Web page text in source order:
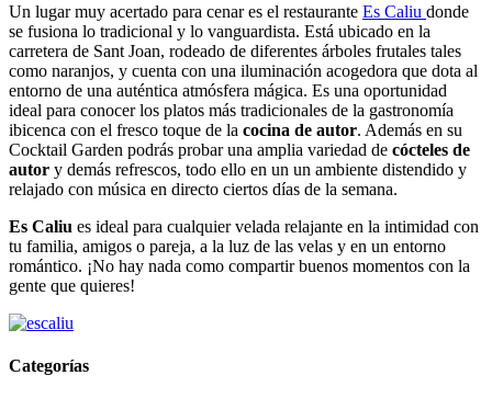
Un lugar muy acertado para cenar es el restaurante Es Caliu donde
se fusiona lo tradicional y lo vanguardista. Está ubicado en la
carretera de Sant Joan, rodeado de diferentes árboles frutales tales
como naranjos, y cuenta con una iluminación acogedora que dota al
entorno de una auténtica atmósfera mágica. Es una oportunidad
ideal para conocer los platos más tradicionales de la gastronomía
ibicenca con el fresco toque de la cocina de autor. Además en su
Cocktail Garden podrás probar una amplia variedad de cócteles de
autor y demás refrescos, todo ello en un un ambiente distendido y
relajado con música en directo ciertos días de la semana.
Es Caliu es ideal para cualquier velada relajante en la intimidad con
tu familia, amigos o pareja, a la luz de las velas y en un entorno
romántico. ¡No hay nada como compartir buenos momentos con la
gente que quieres!
Categorías